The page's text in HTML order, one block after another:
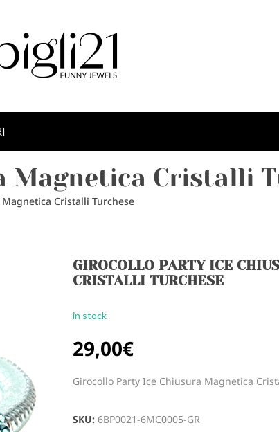
Magnetica Cristalli
Cristalli Turchese
GIROCOLLO PARTY ICE
CRISTALLI TURCHESE
in stock
29,00€
Girocollo Party Ice Chiusura Magnetica
SKU:6BP0021-6MC0005-GR